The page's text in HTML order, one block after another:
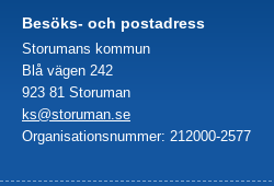
Besöks- och postadress
Storumans kommun
Blå vägen 242
923 81 Storuman
ks@storuman.se
Organisationsnummer: 212000-2577